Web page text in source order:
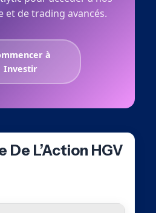
et de trading avancés.
à
Investir
De L’Action HGV